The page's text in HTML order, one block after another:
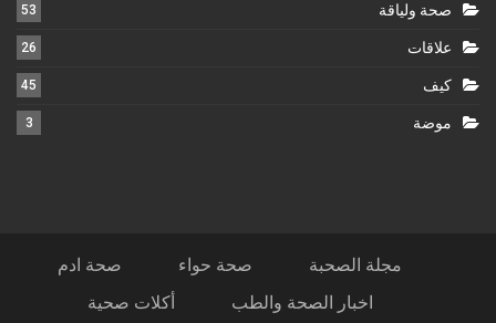
صحة ولياقة 53
علاقات 26
كيف 45
موضة 3
مجلة الصحبة صحة حواء
صحة ادم
اخبار الصحة والطب
أكلات صحية